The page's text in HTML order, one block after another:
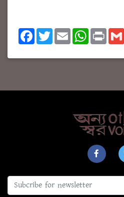
F
a
c
e
k
T
w
t
E
m
a
i
W
h
a
t
p
P
r
n